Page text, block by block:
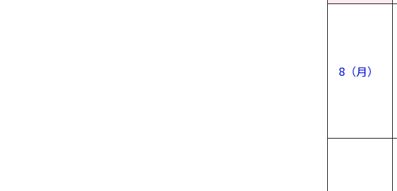
8（月）